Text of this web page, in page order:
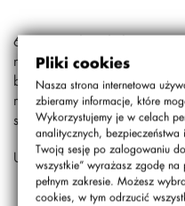
Pliki cookies
Nasza strona internetowa
zbieramy informacje, które
Wykorzystujemy je w celach
analitycznych,
Twoją sesję po zalogowaniu
wszystkie” wyrażasz zgodę
pełnym zakresie. Możesz
cookies, w tym odrzucić
6 marca odwiedziła nas
nam kilka opowiadań o
bardzo zaciekawieni i
miło czas na rozmowach.
spotkanie.
Uczniowie z klasy 1b